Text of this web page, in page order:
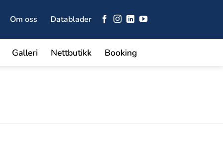
Om oss Datablader
Galleri Nettbutikk Booking